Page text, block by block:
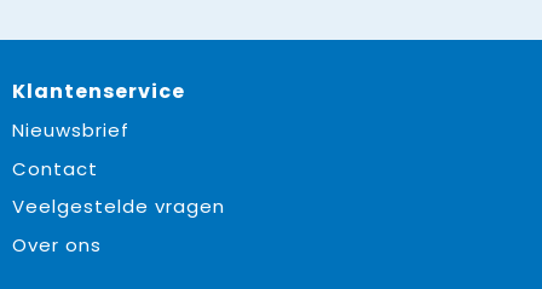
Klantenservice
Nieuwsbrief
Contact
Veelgestelde vragen
Over ons